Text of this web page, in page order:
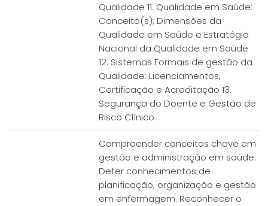
Qualidade 11. Qualidade em Saúde:
Conceito(s); Dimensões da
Qualidade em Saúde e Estratégia
Nacional da Qualidade em Saúde
12. Sistemas Formais de gestão da
Qualidade: Licenciamentos,
Certificação e Acreditação 13.
Segurança do Doente e Gestão de
Risco Clínico
Compreender conceitos chave em
gestão e administração em saúde.
Deter conhecimentos de
planificação, organização e gestão
em enfermagem. Reconhecer o